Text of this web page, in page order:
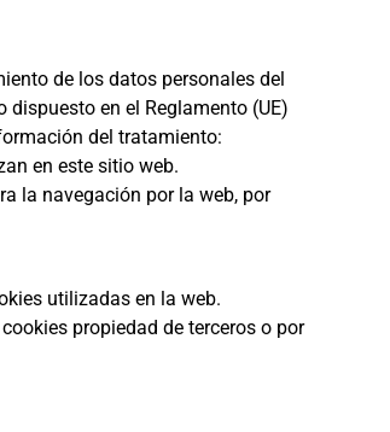
de los datos personales del
en el Reglamento (UE)
del tratamiento:
en este sitio web.
la navegación por la web, por
utilizadas en la web.
propiedad de terceros o por